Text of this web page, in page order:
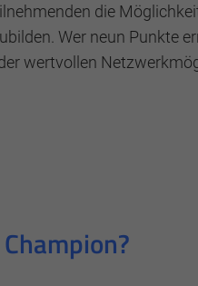
die
Wer neun Punkte
wertvollen